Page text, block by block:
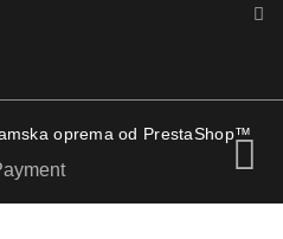
oprema od PrestaShop™